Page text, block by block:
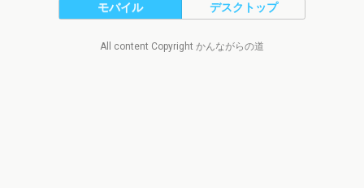
モバイル デスクトップ
All content Copyright かんながらの道